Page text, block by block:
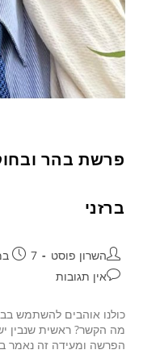
פרשת בהר
ברזני
השרון פוסט 7 במאי 2026
אין תגובות
כולנו אוהבים להשתמש
מה הקשר? ראשית שנבין
הפרשה ומעידה זה נאמר